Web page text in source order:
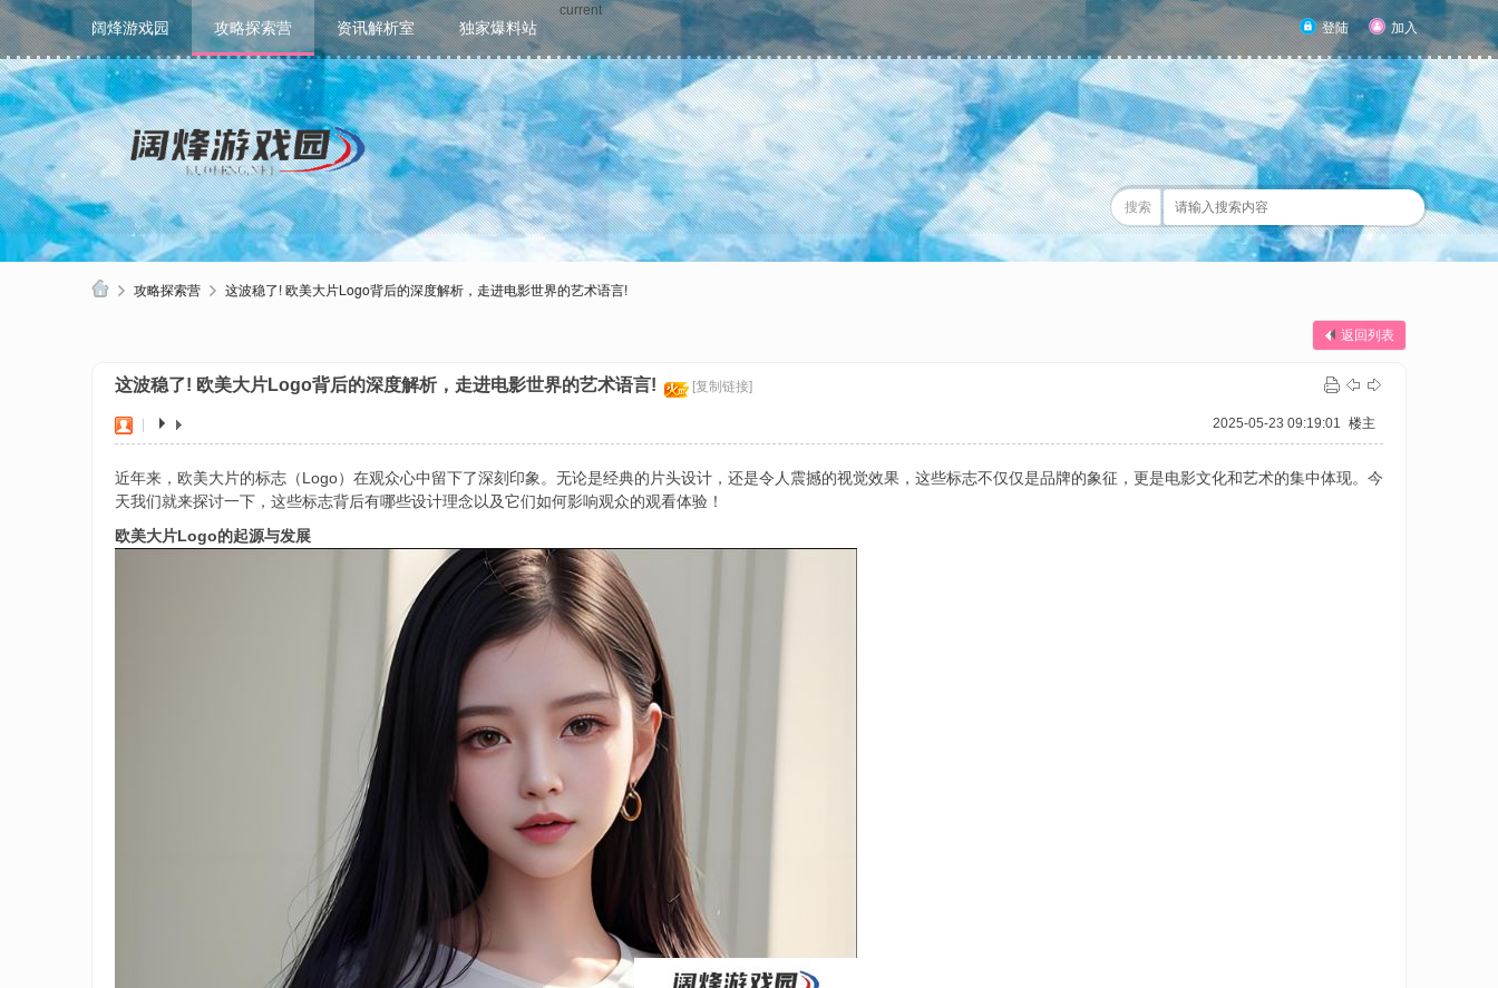
阔烽游戏园
current
攻略探索营 资讯解析室 独家爆料站 登陆 加入
搜索
攻略探索营 这波稳了! 欧美大片Logo背后的深度解析，走进电影世界的艺术语言!
返回列表
这波稳了! 欧美大片Logo背后的深度解析，走进电影世界的艺术语言! [复制链接]
楼主
2025-05-23 09:19:01
近年来，欧美大片的标志（Logo）在观众心中留下了深刻印象。无论是经典的片头设计，还是令人震撼的视觉效果，这些标志不仅仅是品牌的象征，更是电影文化和艺术的集中体现。今
天我们就来探讨一下，这些标志背后有哪些设计理念以及它们如何影响观众的观看体验！
欧美大片Logo的起源与发展